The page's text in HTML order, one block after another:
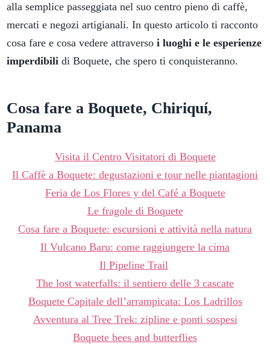
alla semplice passeggiata nel suo centro pieno di caffè,
mercati e negozi artigianali. In questo articolo ti racconto
cosa fare e cosa vedere attraverso i luoghi e le esperienze
imperdibili di Boquete, che spero ti conquisteranno.
Cosa fare a Boquete, Chiriquí,
Panama
Visita il Centro Visitatori di Boquete
Il Caffè a Boquete: degustazioni e tour nelle piantagioni
Feria de Los Flores y del Café a Boquete
Le fragole di Boquete
Cosa fare a Boquete: escursioni e attività nella natura
Il Vulcano Baru: come raggiungere la cima
Il Pipeline Trail
The lost waterfalls: il sentiero delle 3 cascate
Boquete Capitale dell’arrampicata: Los Ladrillos
Avventura al Tree Trek: zipline e ponti sospesi
Boquete bees and butterflies